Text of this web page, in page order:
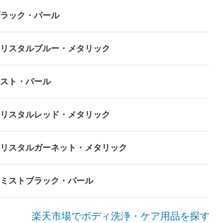
ック・パール
スタルブルー・メタリック
ト・パール
スタルレッド・メタリック
スタルガーネット・メタリック
ミストブラック・パール
楽天市場でボディ洗浄・ケア用品を探す